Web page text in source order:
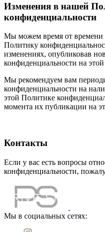
Изменения в нашей
конфиденциальности
Мы можем время от времени
Политику
изменениях, опубликовав
конфиденциальности на
Мы рекомендуем вам
конфиденциальности на
этой Политике
момента их публикации на
Контакты
Если у вас есть вопросы
конфиденциальности,
Мы в социальных сетях: